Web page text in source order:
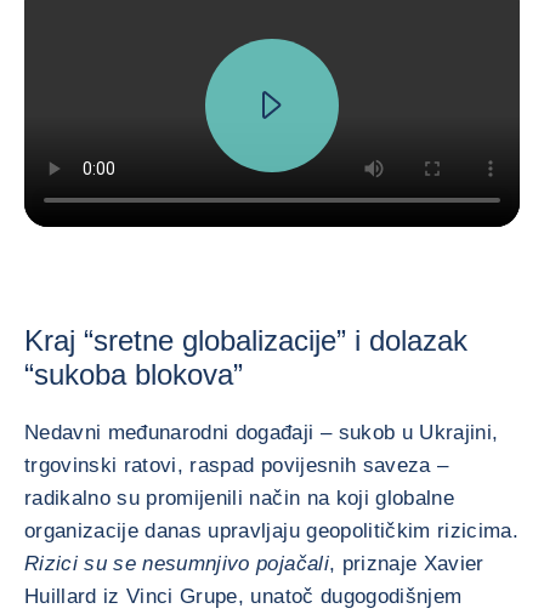
Kraj “sretne globalizacije” i dolazak
“sukoba blokova”
Nedavni međunarodni događaji – sukob u Ukrajini,
trgovinski ratovi, raspad povijesnih saveza –
radikalno su promijenili način na koji globalne
organizacije danas upravljaju geopolitičkim rizicima.
Rizici su se nesumnjivo pojačali, priznaje Xavier
Huillard iz Vinci Grupe, unatoč dugogodišnjem